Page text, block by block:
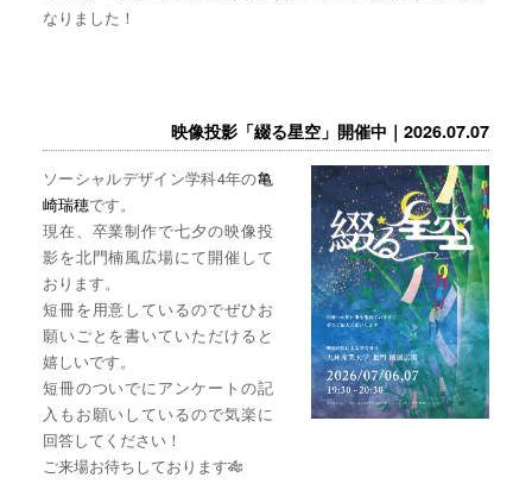
なりました！
映像投影「綴る星空」開催中｜2026.07.07
ソーシャルデザイン学科4年の亀
崎瑞穂です。
現在、卒業制作で七夕の映像投
影を北門楠風広場にて開催して
おります。
短冊を用意しているのでぜひお
願いごとを書いていただけると
嬉しいです。
短冊のついでにアンケートの記
入もお願いしているので気楽に
回答してください！
ご来場お待ちしております🎋